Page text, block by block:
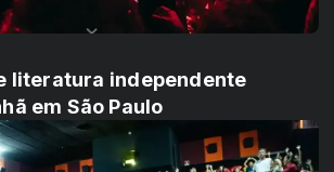
literatura independente
em São Paulo